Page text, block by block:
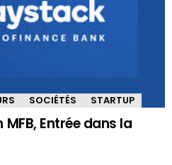
SOCIÉTÉS STARTUP
Entrée dans la